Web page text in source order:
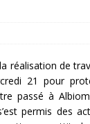
réalisation de
21 pour
passé à
permis des